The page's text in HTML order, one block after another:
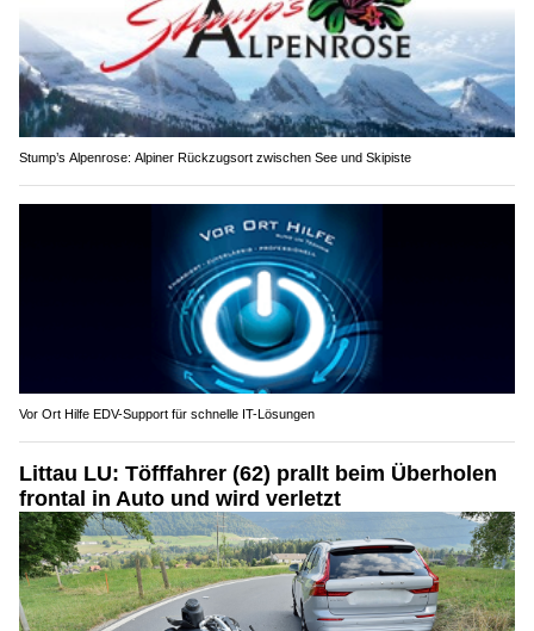
Stump’s Alpenrose: Alpiner Rückzugsort zwischen See und Skipiste
Vor Ort Hilfe EDV-Support für schnelle IT-Lösungen
Littau LU: Töfffahrer (62) prallt beim Überholen
frontal in Auto und wird verletzt